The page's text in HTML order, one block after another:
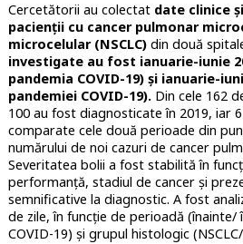
Cercetătorii au colectat date clinice
pacienții cu cancer pulmonar
microcelular (NSCLC) din două
investigate au fost ianuarie-iunie
pandemia COVID-19) și ianuarie-
pandemiei COVID-19).Din cele 162
100 au fost diagnosticate în 2019, iar
comparate cele două perioade din
numărului de noi cazuri de cancer
Severitatea bolii a fost stabilită în
performanță, stadiul de cancer și
semnificative la diagnostic. A fost
de zile, în funcție de perioadă (înainte/
COVID-19) și grupul histologic (NSCLC/